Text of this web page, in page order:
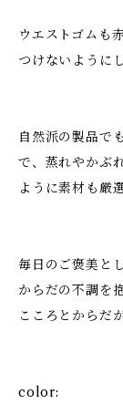
ウエストゴムも
つけないように
自然派の製品で
で、蒸れやかぶ
ように素材も厳
毎日のご褒美と
からだの不調を
こころとからだ
color: